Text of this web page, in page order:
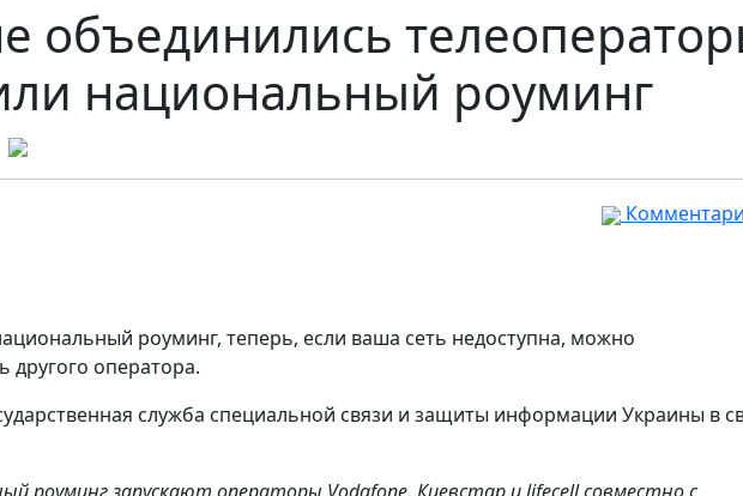
объединились
национальный роуминг
роуминг, теперь, если ваша сеть недоступна, можно
другого оператора.
служба специальной связи и защиты информации Украины в